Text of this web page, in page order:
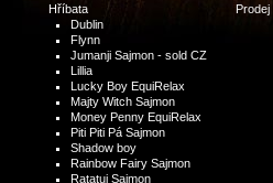
Hříbata
Dublin
Flynn
Jumanji Sajmon - sold CZ
Lillia
Lucky Boy EquiRelax
Majty Witch Sajmon
Money Penny EquiRelax
Piti Piti Pá Sajmon
Shadow boy
Rainbow Fairy Sajmon
Ratatuj Sajmon
Prodej